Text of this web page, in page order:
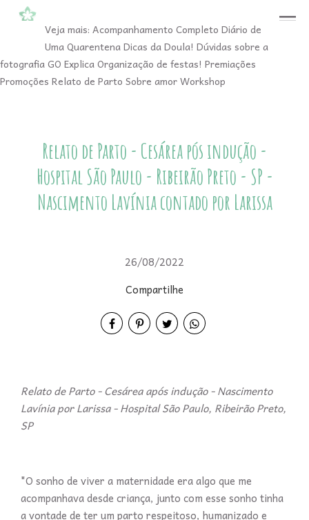
menu
Veja mais: Acompanhamento Completo Diário de
Uma QuarentenaDicas da Doula! Dúvidas sobre a
fotografiaGO ExplicaOrganização de festas! Premiações
Promoções Relato de Parto Sobre amorWorkshop
Relato de Parto - Cesárea pós indução -
Hospital São Paulo - Ribeirão Preto - SP -
Nascimento Lavínia contado por Larissa
26/08/2022
Compartilhe
Relato de Parto - Cesárea após indução - Nascimento
Lavínia por Larissa - Hospital São Paulo, Ribeirão Preto,
SP
"O sonho de viver a maternidade era algo que me
acompanhava desde criança, junto com esse sonho tinha
a vontade de ter um parto respeitoso, humanizado e